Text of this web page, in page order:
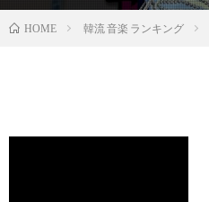
HOME 韓流 音楽 ランキング